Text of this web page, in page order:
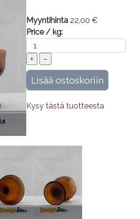
Myyntihinta 22,00 €
Price / kg:
Kysy tästä tuotteesta